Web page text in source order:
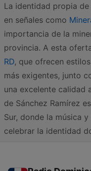
La identidad propia
en señales como
importancia de la
provincia. A esta
RD, que ofrecen
más exigentes, junto
una excelente calidad
de Sánchez Ramírez
Sur, donde la música
celebrar la identidad